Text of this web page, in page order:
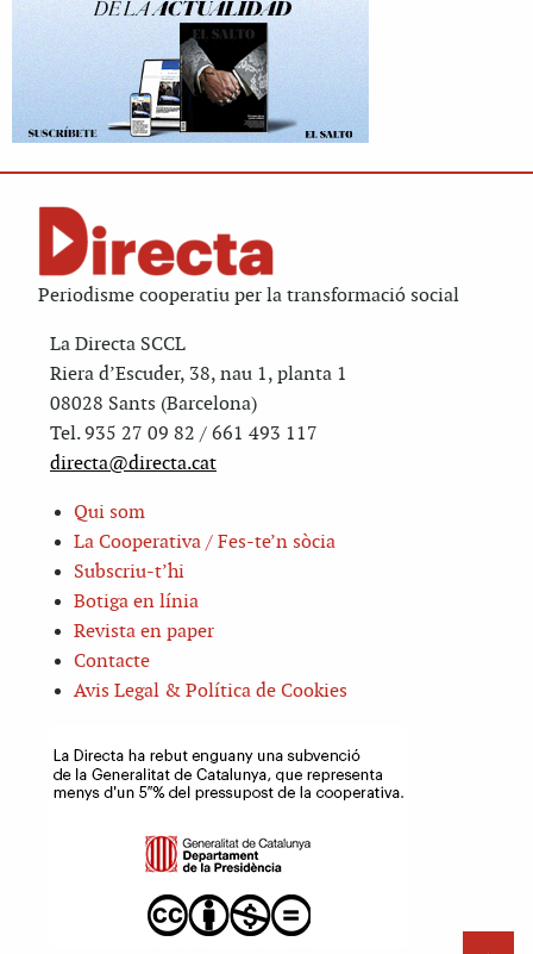
Periodisme cooperatiu per la transformació social
La Directa SCCL
Riera d’Escuder, 38, nau 1, planta 1
08028 Sants (Barcelona)
Tel. 935 27 09 82 / 661 493 117
directa@directa.cat
Qui som
La Cooperativa / Fes-te’n sòcia
Subscriu-t’hi
Botiga en línia
Revista en paper
Contacte
Avis Legal & Política de Cookies